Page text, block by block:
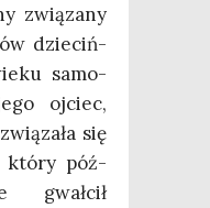
zwią­za­ny
dzie­ciń­
samo­
ojciec,
się
któ­ry póź­
gwał­cił